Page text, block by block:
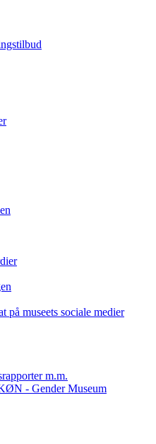
på museets sociale medier
m.m.
- Gender Museum